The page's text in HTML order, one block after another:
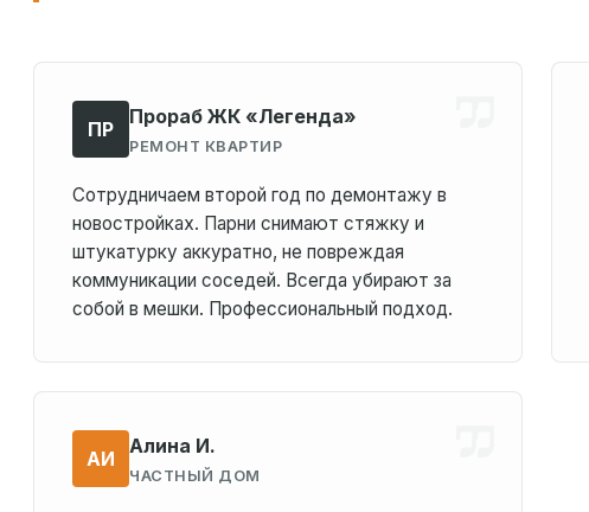
ПР
Прораб ЖК «Легенда»
РЕМОНТ КВАРТИР
Сотрудничаем второй год по демонтажу в
новостройках. Парни снимают стяжку и
штукатурку аккуратно, не повреждая
коммуникации соседей. Всегда убирают за
собой в мешки. Профессиональный подход.
АИ
Алина И.
ЧАСТНЫЙ ДОМ